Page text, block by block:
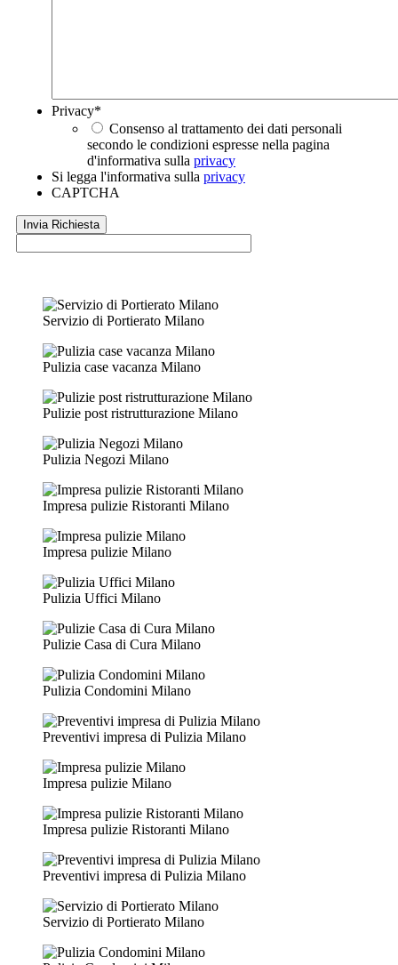
Privacy*
Consenso al trattamento dei dati personali
secondo le condizioni espresse nella pagina
d'informativa sulla privacy
Si legga l'informativa sulla privacy
CAPTCHA
Servizio di Portierato Milano
Pulizia case vacanza Milano
Pulizie post ristrutturazione Milano
Pulizia Negozi Milano
Impresa pulizie Ristoranti Milano
Impresa pulizie Milano
Pulizia Uffici Milano
Pulizie Casa di Cura Milano
Pulizia Condomini Milano
Preventivi impresa di Pulizia Milano
Impresa pulizie Milano
Impresa pulizie Ristoranti Milano
Preventivi impresa di Pulizia Milano
Servizio di Portierato Milano